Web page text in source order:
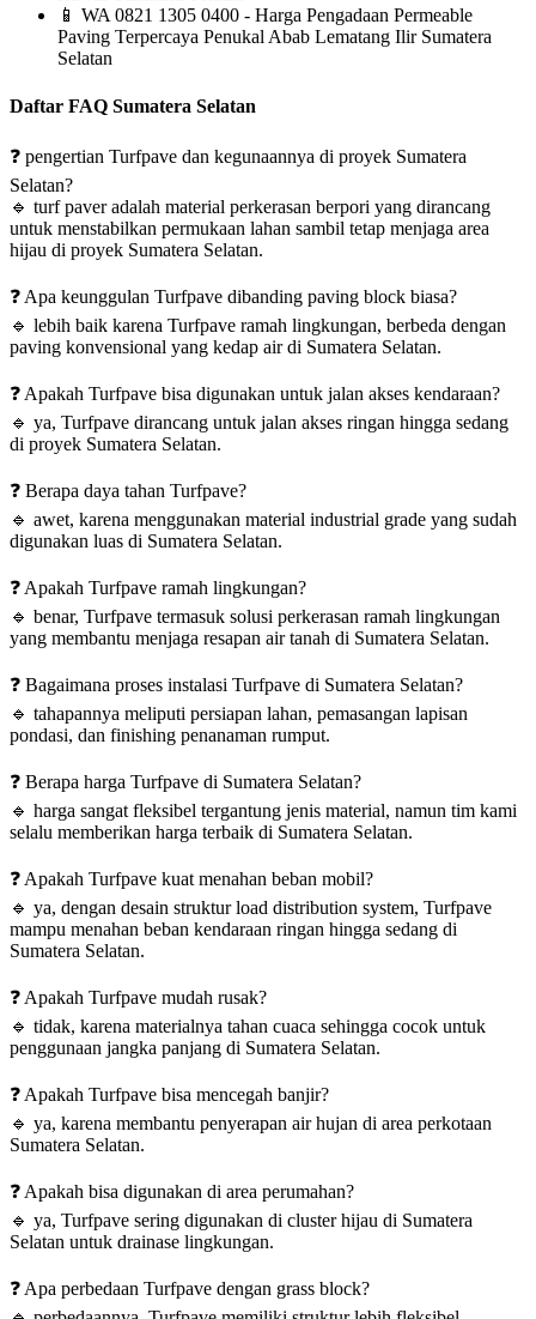
📱 WA 0821 1305 0400 - Harga Pengadaan Permeable
Paving Terpercaya Penukal Abab Lematang Ilir Sumatera
Selatan
Daftar FAQ Sumatera Selatan
❓ pengertian Turfpave dan kegunaannya di proyek Sumatera
Selatan?
🔹 turf paver adalah material perkerasan berpori yang dirancang
untuk menstabilkan permukaan lahan sambil tetap menjaga area
hijau di proyek Sumatera Selatan.
❓ Apa keunggulan Turfpave dibanding paving block biasa?
🔹 lebih baik karena Turfpave ramah lingkungan, berbeda dengan
paving konvensional yang kedap air di Sumatera Selatan.
❓ Apakah Turfpave bisa digunakan untuk jalan akses kendaraan?
🔹 ya, Turfpave dirancang untuk jalan akses ringan hingga sedang
di proyek Sumatera Selatan.
❓ Berapa daya tahan Turfpave?
🔹 awet, karena menggunakan material industrial grade yang sudah
digunakan luas di Sumatera Selatan.
❓ Apakah Turfpave ramah lingkungan?
🔹 benar, Turfpave termasuk solusi perkerasan ramah lingkungan
yang membantu menjaga resapan air tanah di Sumatera Selatan.
❓ Bagaimana proses instalasi Turfpave di Sumatera Selatan?
🔹 tahapannya meliputi persiapan lahan, pemasangan lapisan
pondasi, dan finishing penanaman rumput.
❓ Berapa harga Turfpave di Sumatera Selatan?
🔹 harga sangat fleksibel tergantung jenis material, namun tim kami
selalu memberikan harga terbaik di Sumatera Selatan.
❓ Apakah Turfpave kuat menahan beban mobil?
🔹 ya, dengan desain struktur load distribution system, Turfpave
mampu menahan beban kendaraan ringan hingga sedang di
Sumatera Selatan.
❓ Apakah Turfpave mudah rusak?
🔹 tidak, karena materialnya tahan cuaca sehingga cocok untuk
penggunaan jangka panjang di Sumatera Selatan.
❓ Apakah Turfpave bisa mencegah banjir?
🔹 ya, karena membantu penyerapan air hujan di area perkotaan
Sumatera Selatan.
❓ Apakah bisa digunakan di area perumahan?
🔹 ya, Turfpave sering digunakan di cluster hijau di Sumatera
Selatan untuk drainase lingkungan.
❓ Apa perbedaan Turfpave dengan grass block?